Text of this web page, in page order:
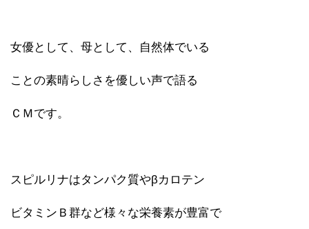
女優として、母として、自然体でいる
ことの素晴らしさを優しい声で語る
ＣＭです。
スピルリナはタンパク質やβカロテン
ビタミンＢ群など様々な栄養素が豊富で